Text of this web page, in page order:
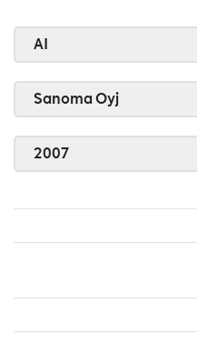
AI
Sanoma Oyj
2007